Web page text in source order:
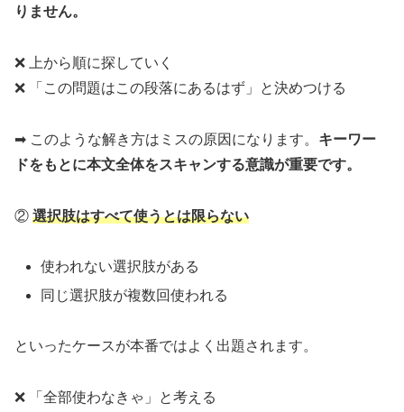
りません。
❌ 上から順に探していく
❌ 「この問題はこの段落にあるはず」と決めつける
➡ このような解き方はミスの原因になります。 キーワー
ドをもとに本文全体をスキャンする意識が重要です。
② 選択肢はすべて使うとは限らない
使われない選択肢がある
同じ選択肢が複数回使われる
といったケースが本番ではよく出題されます。
❌ 「全部使わなきゃ」と考える